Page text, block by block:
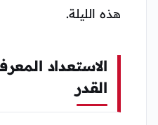
هذه الليلة.
الاستعداد
القدر